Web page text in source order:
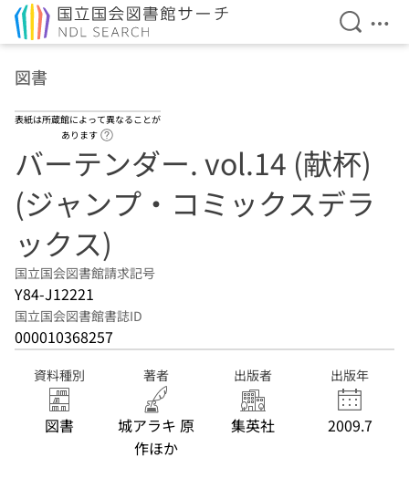
検索を
メ
図書
表紙は所蔵館によって異なることが
あります
バーテンダー. vol.14 (献杯)
(ジャンプ・コミックスデラ
ックス)
国立国会図書館請求記号
Y84-J12221
国立国会図書館書誌ID
000010368257
資料種別
図書
著者
城アラキ 原
作ほか
出版者
集英社
出版年
2009.7